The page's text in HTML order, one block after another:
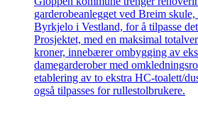
garderobeanlegget ved Breim skule,
Byrkjelo i Vestland, for å tilpasse
Prosjektet, med en maksimal
kroner, innebærer ombygging av
damegarderober med
etablering av to ekstra HC-toalett/
også tilpasses for rullestolbrukere.